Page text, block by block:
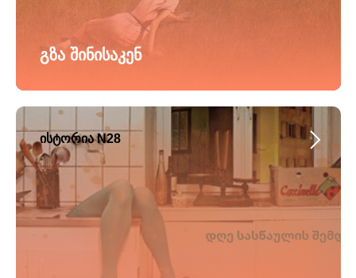
გზა შინისაკენ
ისტორია N28